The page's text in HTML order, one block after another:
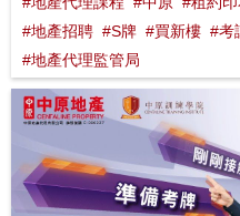
#地產招聘 #S牌 #買新樓 #考
#地產代理監管局